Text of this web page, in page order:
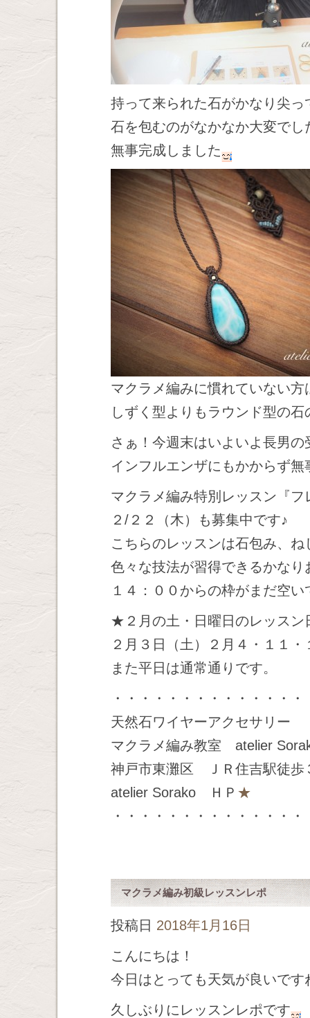
持って来られた石がかなり尖っ
石を包むのがなかなか大変でし
無事完成しました
マクラメ編みに慣れていない方
しずく型よりもラウンド型の
さぁ！今週末はいよいよ長男の
インフルエンザにもかからず
マクラメ編み特別レッスン『
２/２２（木）も募集中です♪
こちらのレッスンは石包み、
色々な技法が習得できるかな
１４：００からの枠がまだ空い
★２月の土・日曜日のレッス
２月３日（土）２月４・１１
また平日は通常通りです。
・・・・・・・・・・・・・・
天然石ワイヤーアクセサリー
マクラメ編み教室 atelier
神戸市東灘区 ＪＲ住吉駅徒歩
atelier Sorako ＨＰ ★
・・・・・・・・・・・・・・
マクラメ編み初級レッスンレポ
投稿日 2018年1月16日
こんにちは！
今日はとっても天気が良いです
久しぶりにレッスンレポです